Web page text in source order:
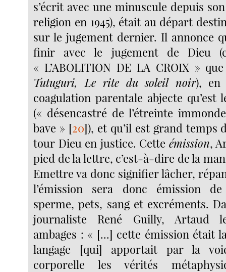
s’écrit avec une minuscule depuis
religion en 1945), était au départ
sur le jugement dernier. Il annonce
finir avec le jugement de Dieu
« L’ABOLITION DE LA CROIX »
Tutuguri, Le rite du soleil noir), en
coagulation parentale abjecte qu’est
(« désencastré de l’étreinte
bave » [20]), et qu’il est grand temps
tour Dieu en justice. Cette émission,
pied de la lettre, c’est-à-dire de la
Emettre va donc signifier lâcher,
l’émission sera donc émission
sperme, pets, sang et excréments.
journaliste René Guilly, Artaud
ambages : « [...] cette émission était
langage [qui] apportait par la
corporelle les vérités